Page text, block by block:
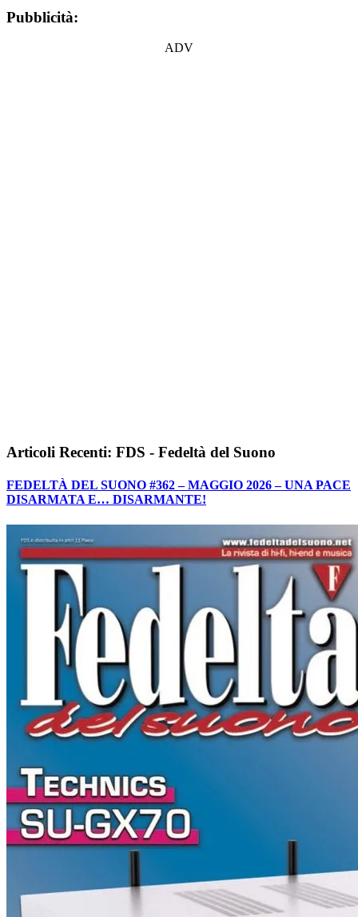
Pubblicità:
ADV
Articoli Recenti: FDS - Fedeltà del Suono
FEDELTÀ DEL SUONO #362 – MAGGIO 2026 – UNA PACE
DISARMATA E… DISARMANTE!